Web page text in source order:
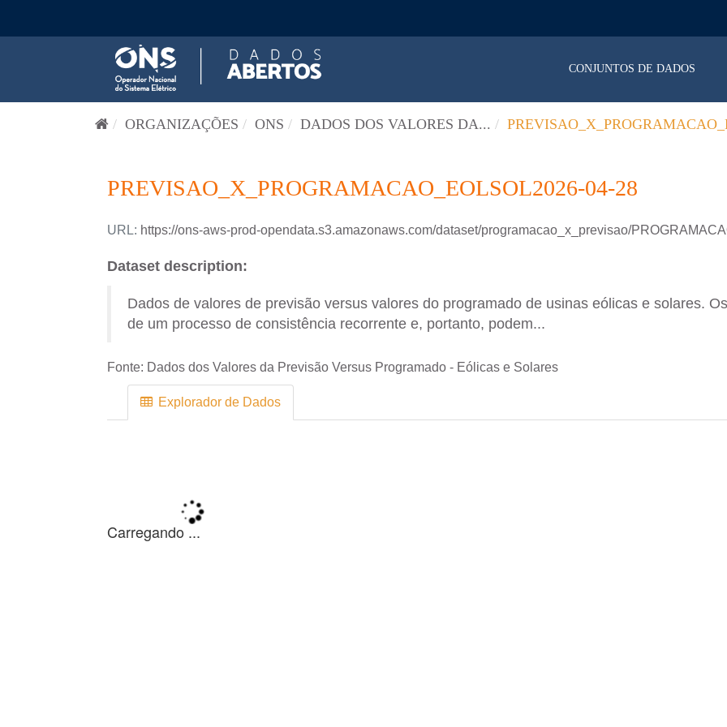
CONJUNTOS DE DADOS
ORGANIZAÇÕES ONS DADOS DOS VALORES DA...
PREVISAO_X_PROGRAMACAO_EOLSOL2026-04-28
URL: https://ons-aws-prod-opendata.s3.amazonaws.com/dataset/programacao_x_previsao/
Dataset description:
Dados de valores de previsão versus valores do programado de usinas eólicas e solares.
de um processo de consistência recorrente e, portanto, podem...
Fonte: Dados dos Valores da Previsão Versus Programado - Eólicas e Solares
Explorador de Dados